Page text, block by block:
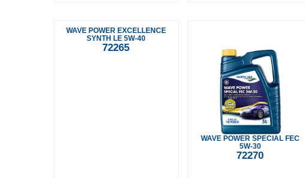
WAVE POWER EXCELLENCE
SYNTH LE 5W-40
72265
WAVE POWER SPECIAL FEC
5W-30
72270